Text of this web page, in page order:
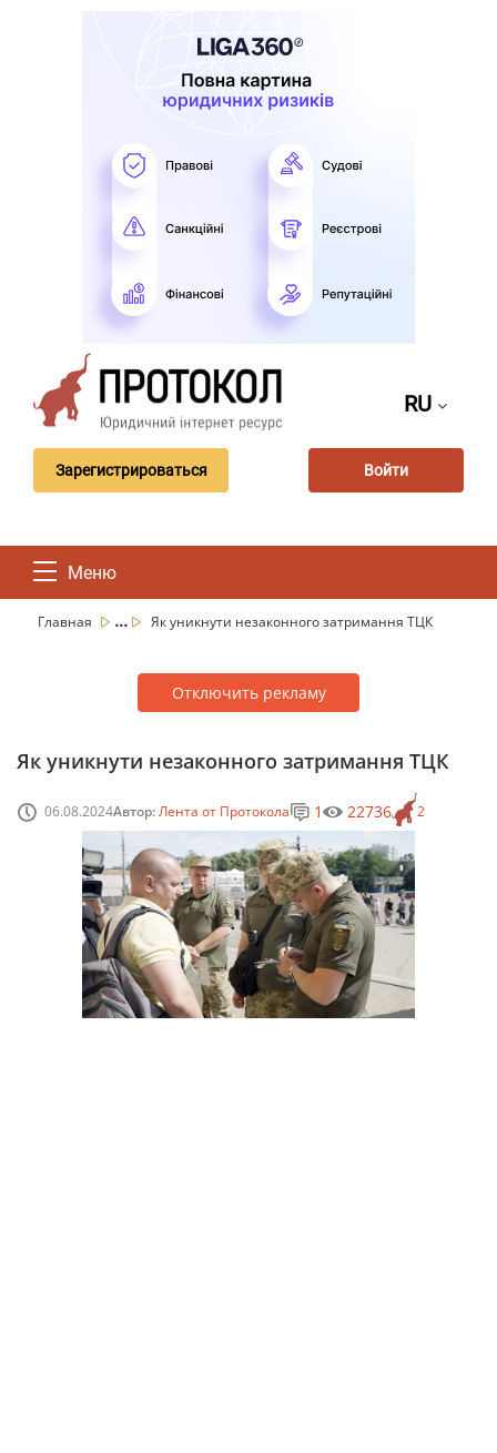
RU
Зарегистрироваться Войти
Меню
Главная ... Як уникнути незаконного затримання ТЦК
Отключить рекламу
Як уникнути незаконного затримання ТЦК
06.08.2024Автор:Лента от Протокола 2
1 22736